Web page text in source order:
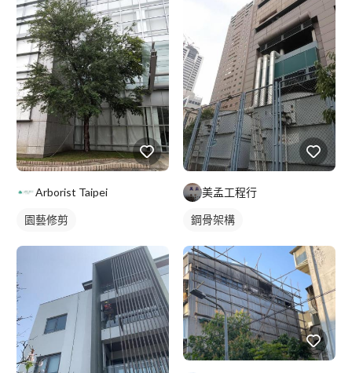
Arborist Taipei
園藝修剪
美孟工程行
鋼骨架構